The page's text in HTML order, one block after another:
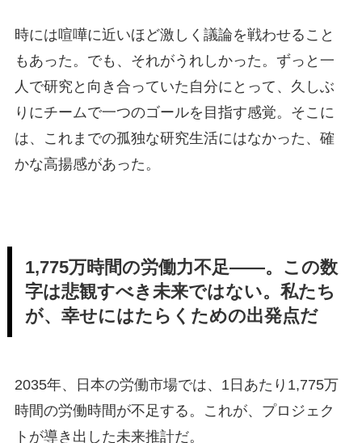
時には喧嘩に近いほど激しく議論を戦わせること
もあった。でも、それがうれしかった。ずっと一
人で研究と向き合っていた自分にとって、久しぶ
りにチームで一つのゴールを目指す感覚。そこに
は、これまでの孤独な研究生活にはなかった、確
かな高揚感があった。
1,775万時間の労働力不足——。この数
字は悲観すべき未来ではない。私たち
が、幸せにはたらくための出発点だ
2035年、日本の労働市場では、1日あたり1,775万
時間の労働時間が不足する。これが、プロジェク
トが導き出した未来推計だ。